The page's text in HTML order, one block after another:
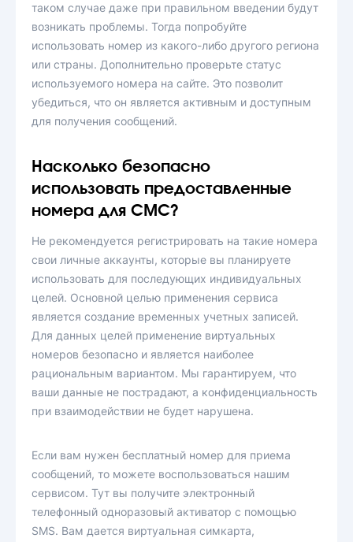
таком случае даже при правильном введении будут
возникать проблемы. Тогда попробуйте
использовать номер из какого-либо другого региона
или страны. Дополнительно проверьте статус
используемого номера на сайте. Это позволит
убедиться, что он является активным и доступным
для получения сообщений.
Насколько безопасно
использовать предоставленные
номера для СМС?
Не рекомендуется регистрировать на такие номера
свои личные аккаунты, которые вы планируете
использовать для последующих индивидуальных
целей. Основной целью применения сервиса
является создание временных учетных записей.
Для данных целей применение виртуальных
номеров безопасно и является наиболее
рациональным вариантом. Мы гарантируем, что
ваши данные не пострадают, а конфиденциальность
при взаимодействии не будет нарушена.
Если вам нужен бесплатный номер для приема
сообщений, то можете воспользоваться нашим
сервисом. Тут вы получите электронный
телефонный одноразовый активатор с помощью
SMS. Вам дается виртуальная симкарта,